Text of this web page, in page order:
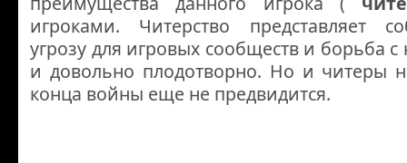
игроками. Читерство представляет
угрозу для игровых сообществ и борьба
и довольно плодотворно. Но и читеры
конца войны еще не предвидится.